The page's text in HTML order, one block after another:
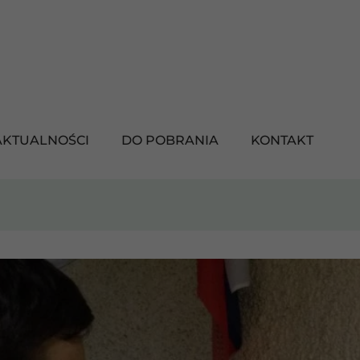
DO POBRANIA KONTAKT